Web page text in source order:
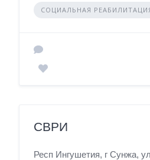
СОЦИАЛЬНАЯ
СВРИ
Респ Ингушетия, г Сунжа,